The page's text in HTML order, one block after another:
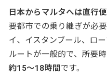
おすすめレスト
マルタ観光の移動手
公共バス
タクシーとレン
ホップオン・ホ
日本からマルタへは直行
要都市での乗り継ぎが必
イ、イスタンブール、ロ
ルートが一般的で、所要
約15〜18時間です。